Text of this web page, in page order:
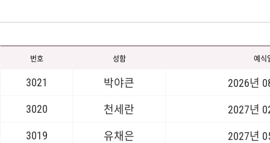
번호 성함 예식
3021 박야큰 2026년
3020 천세란 2027년
3019 유채은 2027년